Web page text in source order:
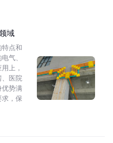
域
点和
气、
上，
、医院
优势满
求，保